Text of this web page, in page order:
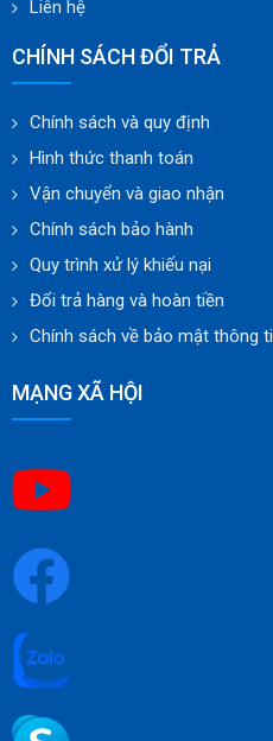
Dự án
Video
Trung tâm hỗ trợ
Nhà cung cấp
Thư viện ảnh
Tin Tức
Liên hệ
CHÍNH SÁCH ĐỔI TRẢ
Chính sách và quy định
Hình thức thanh toán
Vận chuyển và giao nhận
Quy trình xử lý khiếu nại
Chính sách về bảo mật thông tin